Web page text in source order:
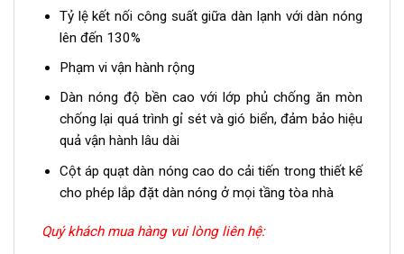
Tỷ lệ kết nối công suất giữa dàn lạnh với dàn nóng
lên đến 130%
Phạm vi vận hành rộng
Dàn nóng độ bền cao với lớp phủ chống ăn mòn
chống lại quá trình gỉ sét và gió biển, đảm bảo hiệu
quả vận hành lâu dài
Cột áp quạt dàn nóng cao do cải tiến trong thiết kế
cho phép lắp đặt dàn nóng ở mọi tầng tòa nhà
Quý khách mua hàng vui lòng liên hệ: